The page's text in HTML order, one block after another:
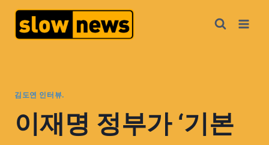
김도연 인터뷰.
이재명 정부가 ‘기본